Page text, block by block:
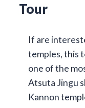
Tour
If are
temples, this
one of the
Atsuta Jingu
Kannon